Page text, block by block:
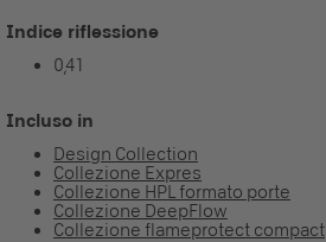
Indice riflessione
0,41
Incluso in
Design Collection
Collezione Expres
Collezione HPL formato porte
Collezione DeepFlow
Collezione flameprotect compact